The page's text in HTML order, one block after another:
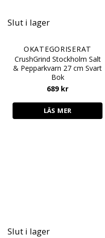
Slut i lager
OKATEGORISERAT
CrushGrind Stockholm Salt
& Pepparkvarn 27 cm Svart
Bok
689 kr
LÄS MER
Slut i lager